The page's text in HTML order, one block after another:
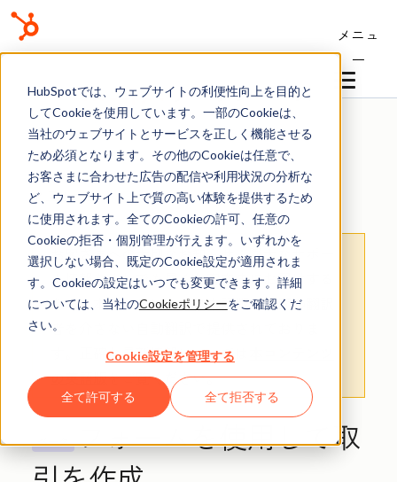
HubSpotでは、ウェブサイトの利便性向上を目的と
してCookieを使用しています。一部のCookieは、
当社のウェブサイトとサービスを正しく機能させる
ため必須となります。その他のCookieは任意で、
お客さまに合わせた広告の配信や利用状況の分析な
ど、ウェブサイト上で質の高い体験を提供するため
に使用されます。全てのCookieの許可、任意の
Cookieの拒否・個別管理が行えます。いずれかを
選択しない場合、既定のCookie設定が適用されま
す。Cookieの設定はいつでも変更できます。詳細
については、当社のCookieポリシーをご確認くだ
さい。
Cookie設定を管理する
全て許可する 全て拒否する
メニュ
ー
ナレッジベース
フォーム
お客さまへの大切なお知らせ：膨大なサポー
ト情報を少しでも早くお客さまにお届けする
ため、本コンテンツの日本語版は人間の翻訳
者を介さない自動翻訳で提供されておりま
正確な最新情報については
の英語版をご覧ください。
ベータ フォームを使用して取